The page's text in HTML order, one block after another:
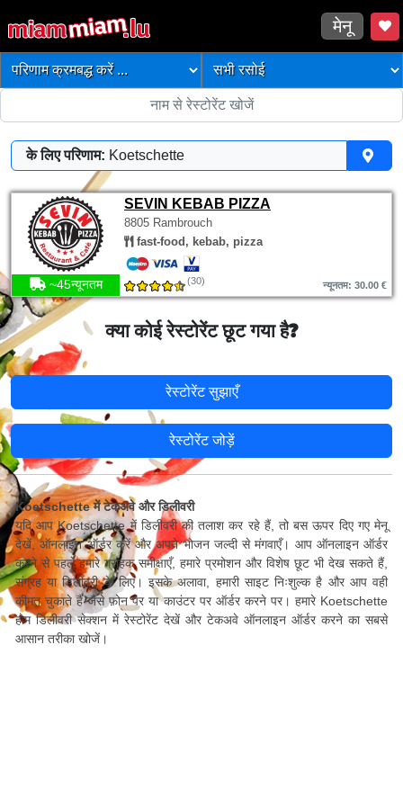
मेनू
के लिए परिणाम: Koetschette
SEVIN KEBAB PIZZA
8805 Rambrouch
fast-food, kebab, pizza
~45न्यूनतम (30) न्यूनतम: 30.00 €
क्या कोई रेस्टोरेंट छूट गया है?
रेस्टोरेंट सुझाएँ
रेस्टोरेंट जोड़ें
Koetschette में टेकअवे और डिलीवरी
यदि आप Koetschette में डिलीवरी की तलाश कर रहे हैं, तो बस ऊपर दिए गए मेनू
देखें, ऑनलाइन ऑर्डर करें और अपने भोजन जल्दी से मंगवाएँ। आप ऑनलाइन ऑर्डर
करने से पहले हमारे ग्राहक समीक्षाएँ, हमारे प्रमोशन और विशेष छूट भी देख सकते हैं,
संग्रह या डिलीवरी के लिए। इसके अलावा, हमारी साइट निःशुल्क है और आप वही
कीमत चुकाते हैं जैसे फ़ोन पर या काउंटर पर ऑर्डर करने पर। हमारे Koetschette
होम डिलीवरी सेक्शन में रेस्टोरेंट देखें और टेकअवे ऑनलाइन ऑर्डर करने का सबसे
आसान तरीका खोजें।